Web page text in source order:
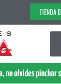
TIENDA
no olvides pinchar